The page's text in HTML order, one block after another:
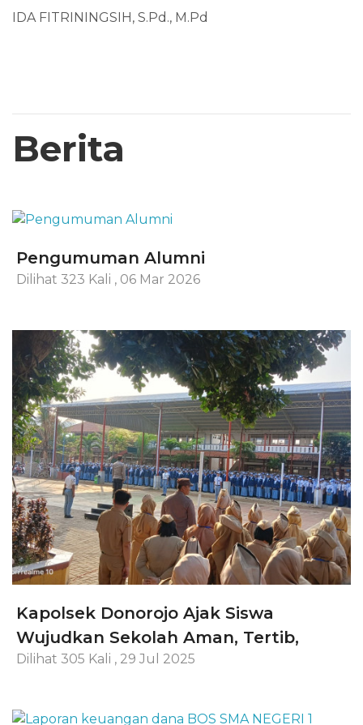
IDA FITRININGSIH, S.Pd., M.Pd
Berita
Pengumuman Alumni
Dilihat 323 Kali , 06 Mar 2026
Kapolsek Donorojo Ajak Siswa
Wujudkan Sekolah Aman, Tertib,
Dilihat 305 Kali , 29 Jul 2025